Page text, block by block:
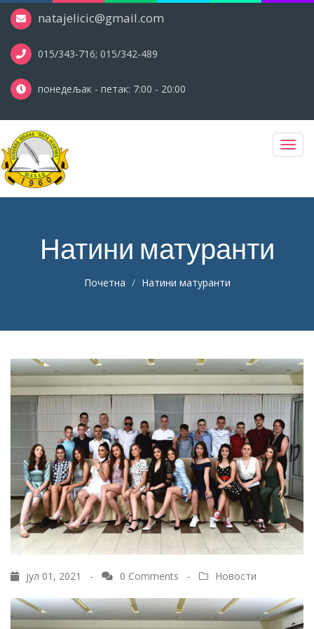
natajelicic@gmail.com
015/343-716; 015/342-489
понедељак - петак: 7:00 - 20:00
Натини матуранти
Почетна Натини матуранти
јул 01, 2021 - 0 Comments - Новости